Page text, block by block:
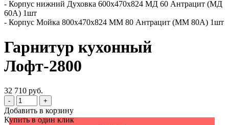
- Корпус нижний Духовка 600х470х824 МД 60 Антрацит (МД
60А) 1шт
- Корпус Мойка 800х470х824 ММ 80 Антрацит (ММ 80А) 1шт
Гарнитур кухонный
Лофт-2800
32 710 руб.
- +
Добавить в корзину
Купить в один клик